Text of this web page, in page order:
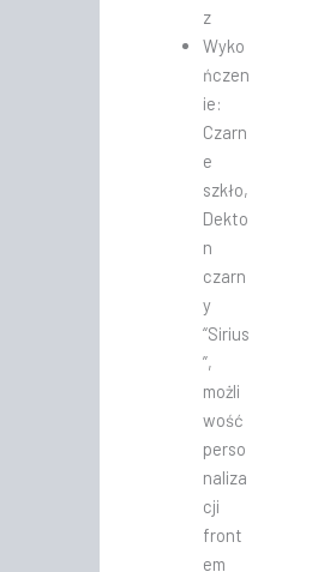
z
Wyko
ńczen
ie:
Czarn
e
szkło,
Dekto
n
czarn
y
“Sirius
”,
możli
wość
perso
naliza
cji
front
em